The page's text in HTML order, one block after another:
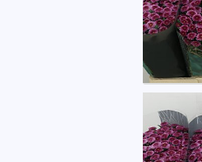
Chr S
U